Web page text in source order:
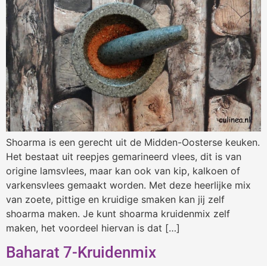
Shoarma is een gerecht uit de Midden-Oosterse keuken.
Het bestaat uit reepjes gemarineerd vlees, dit is van
origine lamsvlees, maar kan ook van kip, kalkoen of
varkensvlees gemaakt worden. Met deze heerlijke mix
van zoete, pittige en kruidige smaken kan jij zelf
shoarma maken. Je kunt shoarma kruidenmix zelf
maken, het voordeel hiervan is dat […]
Baharat 7-Kruidenmix